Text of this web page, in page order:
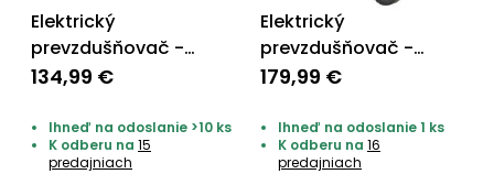
Elektrický
prevzdušňovač -
HECHT 1948 2 in 1
134,99 €
Ihneď na odoslanie >10 ks
K odberu na 15
predajniach
Elektrický
prevzdušňovač -
HECHT 1739
179,99 €
Ihneď na odoslanie 1 ks
K odberu na 16
predajniach